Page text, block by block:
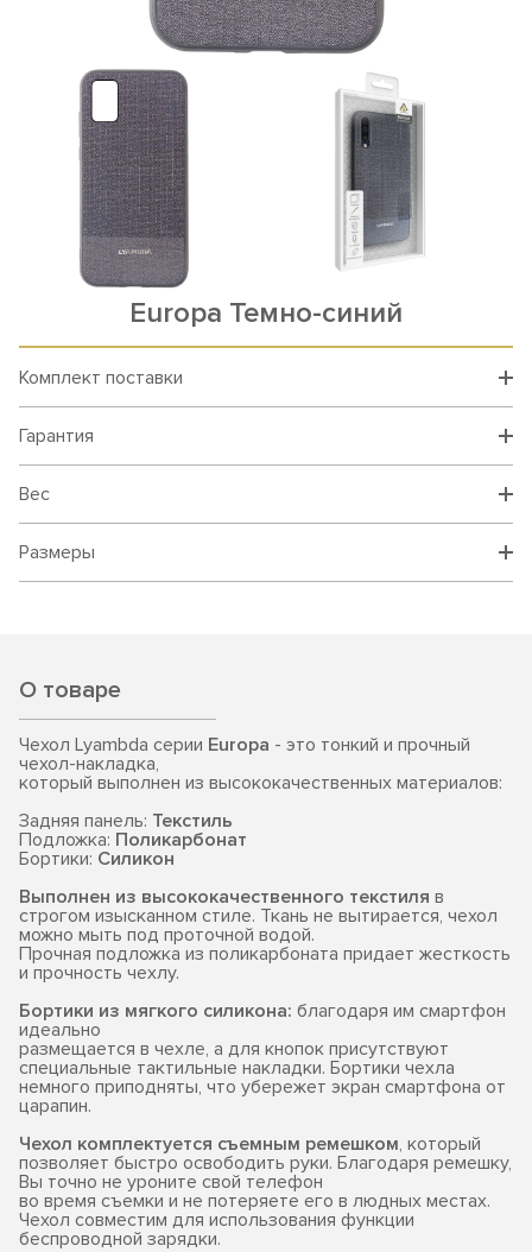
Europa Темно-синий
Комплект поставки
Гарантия
Вес
Размеры
О товаре
Чехол Lyambda серии Europa - это тонкий и прочный
чехол-накладка,
который выполнен из высококачественных материалов:
Задняя панель: Текстиль
Подложка: Поликарбонат
Бортики: Силикон
Выполнен из высококачественного текстиля в
строгом изысканном стиле. Ткань не вытирается, чехол
можно мыть под проточной водой.
Прочная подложка из поликарбоната придает жесткость
и прочность чехлу.
Бортики из мягкого силикона: благодаря им смартфон
идеально
размещается в чехле, а для кнопок присутствуют
специальные тактильные накладки. Бортики чехла
немного приподняты, что убережет экран смартфона от
царапин.
Чехол комплектуется съемным ремешком, который
позволяет быстро освободить руки. Благодаря ремешку,
Вы точно не уроните свой телефон
во время съемки и не потеряете его в людных местах.
Чехол совместим для использования функции
беспроводной зарядки.